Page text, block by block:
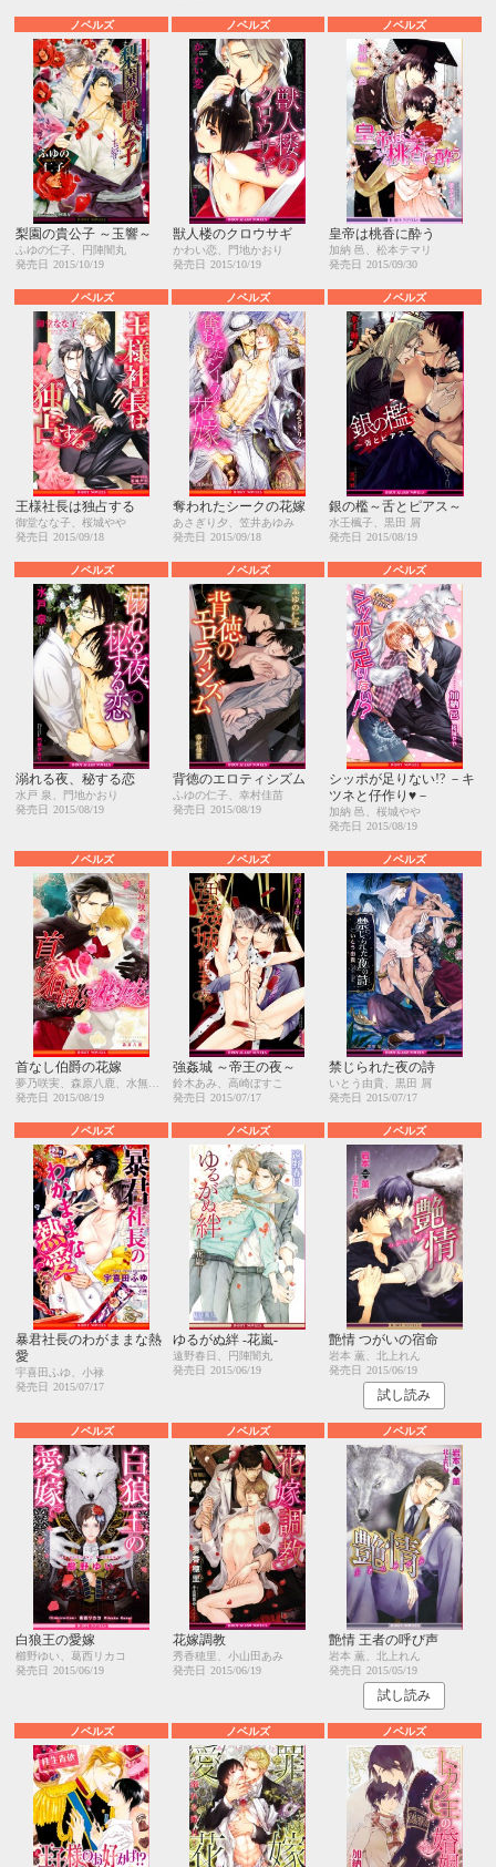
ノベルズ
梨園の貴公子 ～玉響～
ふゆの仁子、円陣闇丸
発売日
2015/10/19
ノベルズ
獣人楼のクロウサギ
かわい恋、門地かおり
発売日
2015/10/19
ノベルズ
皇帝は桃香に酔う
加納 邑、松本テマリ
発売日
2015/09/30
ノベルズ
王様社長は独占する
御堂なな子、桜城やや
発売日
2015/09/18
ノベルズ
奪われたシークの花嫁
あさぎり夕、笠井あゆみ
発売日
2015/09/18
ノベルズ
銀の檻～舌とピアス～
水壬楓子、黒田 屑
発売日
2015/08/19
ノベルズ
溺れる夜、秘する恋
水戸 泉、門地かおり
発売日
2015/08/19
ノベルズ
背徳のエロティシズム
ふゆの仁子、幸村佳苗
発売日
2015/08/19
ノベルズ
シッポが足りない!? －キ
ツネと仔作り♥－
加納 邑、桜城やや
発売日
2015/08/19
ノベルズ
首なし伯爵の花嫁
夢乃咲実、森原八鹿、水無月さらら
発売日 2015/08/19
ノベルズ
強姦城 ～帝王の夜～
鈴木あみ、高崎ぼすこ
発売日 2015/07/17
ノベルズ
禁じられた夜の詩
いとう由貴、黒田 屑
発売日 2015/07/17
ノベルズ
暴君社長のわがままな熱
愛
宇喜田ふゆ、小禄
発売日
2015/07/17
ノベルズ
ゆるがぬ絆 -花嵐-
遠野春日、円陣闇丸
発売日
2015/06/19
ノベルズ
艶情 つがいの宿命
岩本 薫、北上れん
発売日
2015/06/19
試し読み
ノベルズ
白狼王の愛嫁
櫛野ゆい、葛西リカコ
発売日
2015/06/19
ノベルズ
花嫁調教
秀香穂里、小山田あみ
発売日
2015/06/19
ノベルズ
艶情 王者の呼び声
岩本 薫、北上れん
発売日
2015/05/19
試し読み
ノベルズ ノベルズ ノベルズ